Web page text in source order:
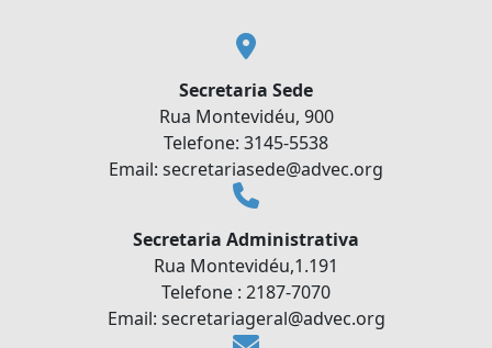
Secretaria Sede
Rua Montevidéu, 900
Telefone: 3145-5538
Email: secretariasede@advec.org
Secretaria Administrativa
Rua Montevidéu,1.191
Telefone : 2187-7070
Email: secretariageral@advec.org